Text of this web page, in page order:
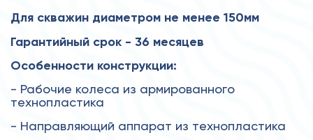
Для скважин диаметром не менее 150мм
Гарантийный срок - 36 месяцев
Особенности конструкции:
- Рабочие колеса из армированного
технопластика
- Направляющий аппарат из технопластика